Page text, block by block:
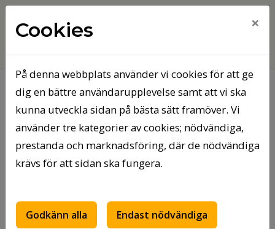
Om oss
Om oss
över fem decennier har
Cookies ×
På denna webbplats använder vi cookies för att ge
dig en bättre användarupplevelse samt att vi ska
kunna utveckla sidan på bästa sätt framöver. Vi
använder tre kategorier av cookies; nödvändiga,
prestanda och marknadsföring, där de nödvändiga
krävs för att sidan ska fungera.
Godkänn alla Endast nödvändiga